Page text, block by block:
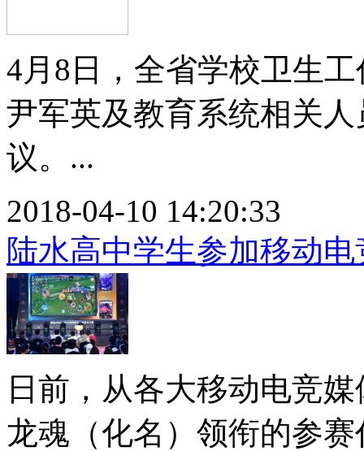
4月8日，全省学校卫生
尹军英及教育系统相关
议。...
2018-04-10 14:20:33
陆水高中学生参加移动
日前，从各大移动电竞
龙魂（化名）领衔的参赛